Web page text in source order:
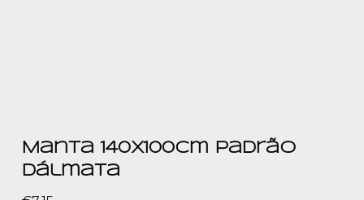
Manta 140x100cm Padrão
Dálmata